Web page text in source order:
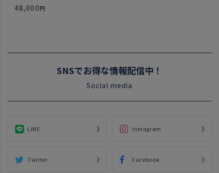
48,000
SNSでお得な情報配信中！
Social media
LINE Instagram
Twitter Facebook